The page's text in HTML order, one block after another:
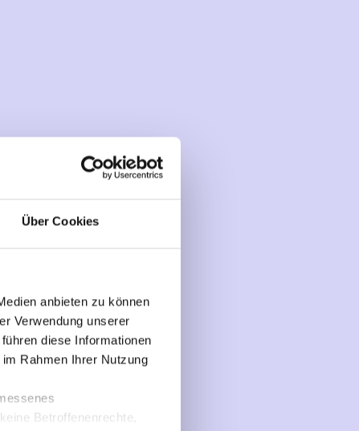
Über Cookies
anbieten zu können
Verwendung unserer
diese Informationen
Rahmen Ihrer Nutzung
Betroffenenrechte,